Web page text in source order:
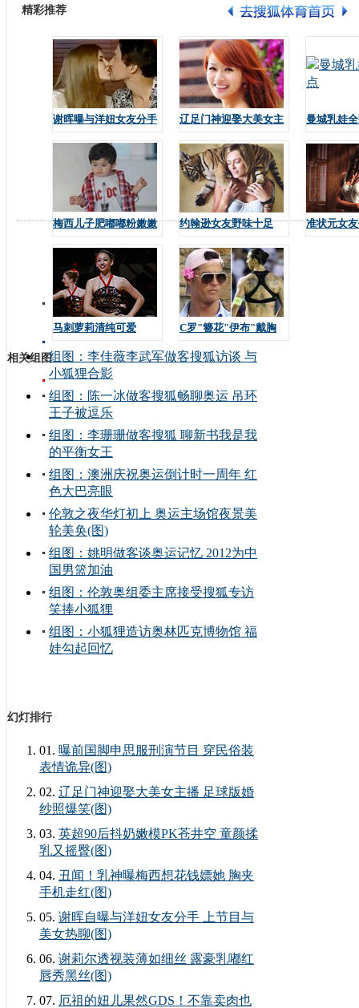
精彩推荐
谢晖曝与洋妞女友分手
辽足门神迎娶大美女主
曼城乳娃
梅西儿子肥嘟嘟粉嫩嫩 约翰逊女友野味十足 准状元女
马刺萝莉清纯可爱
C罗"簪花"伊布"戴胸
相关组图组图：李佳薇李武军做客搜狐访谈 与
小狐狸合影
组图：陈一冰做客搜狐畅聊奥运 吊环
王子被逗乐
组图：李珊珊做客搜狐 聊新书我是我
的平衡女王
组图：澳洲庆祝奥运倒计时一周年 红
色大巴亮眼
伦敦之夜华灯初上 奥运主场馆夜景美
轮美奂(图)
组图：姚明做客谈奥运记忆 2012为中
国男篮加油
组图：伦敦奥组委主席接受搜狐专访
笑捧小狐狸
组图：小狐狸造访奥林匹克博物馆 福
娃勾起回忆
幻灯排行
01. 曝前国脚申思服刑演节目 穿民俗装
表情诡异(图)
02. 辽足门神迎娶大美女主播 足球版婚
纱照爆笑(图)
03. 英超90后抖奶嫩模PK苍井空 童颜揉
乳又摇臀(图)
04. 丑闻！乳神曝梅西想花钱嫖她 胸夹
手机走红(图)
05. 谢晖自曝与洋妞女友分手 上节目与
美女热聊(图)
06. 谢莉尔透视装薄如细丝 露豪乳嘟红
唇秀黑丝(图)
07. 厄祖的妞儿果然GDS！不靠卖肉也